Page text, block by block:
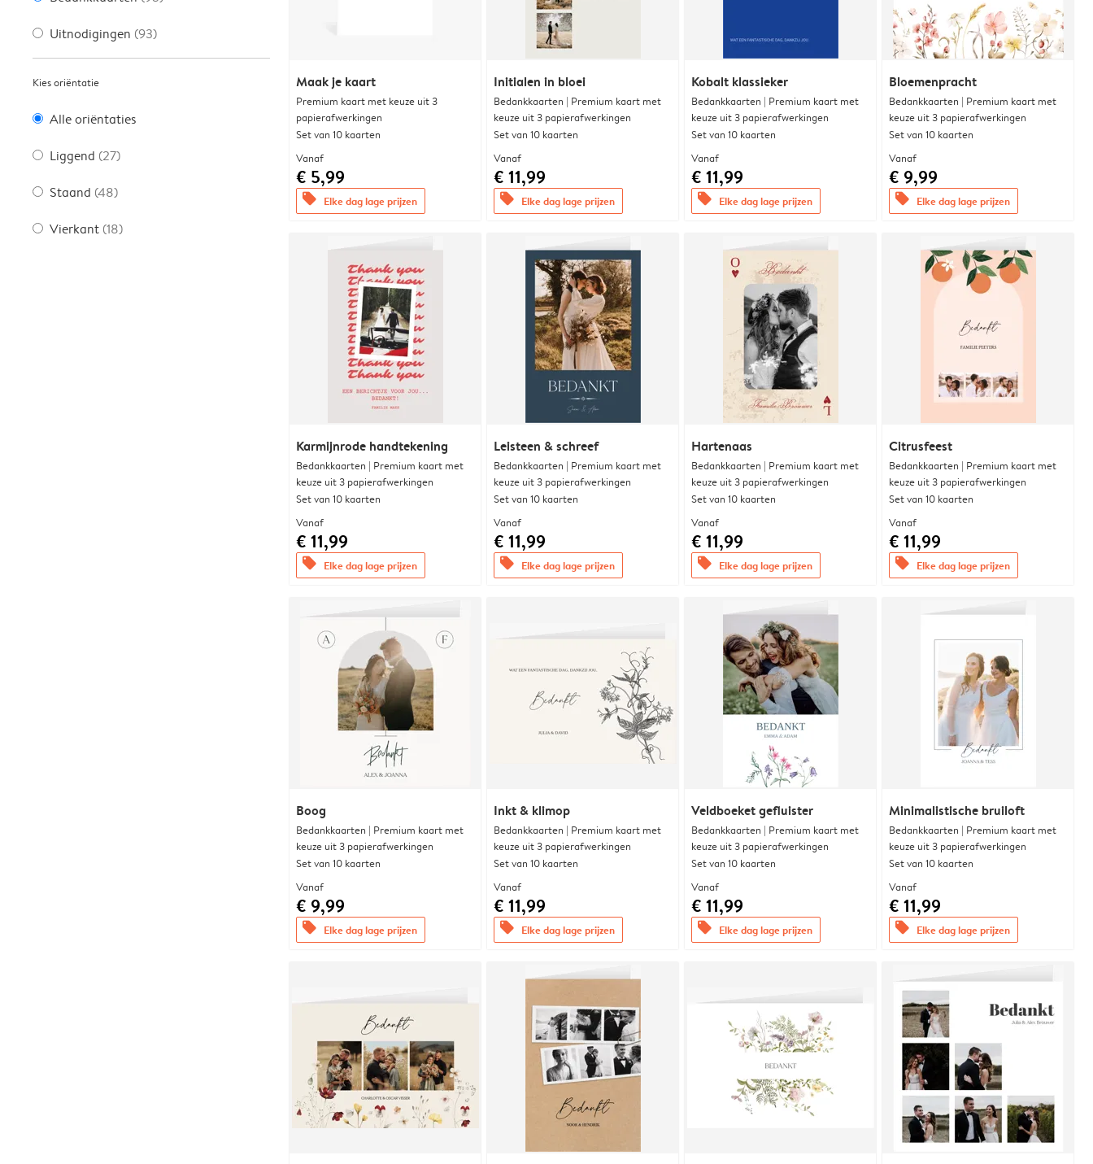
Uitnodigingen (93)
Kies oriëntatie
Alle oriëntaties
Liggend (27)
Staand (48)
Vierkant (18)
Maak je kaart
Premium kaart met keuze uit 3
papierafwerkingen
Set van 10 kaarten
Vanaf
€ 5,99
offers Elke dag lage prijzen
Initialen in bloei
Bedankkaarten | Premium kaart met
keuze uit 3 papierafwerkingen
Set van 10 kaarten
Vanaf
€ 11,99
offers Elke dag lage prijzen
Kobalt klassieker
Bedankkaarten | Premium kaart met
keuze uit 3 papierafwerkingen
Set van 10 kaarten
Vanaf
€ 11,99
offers Elke dag lage prijzen
Bloemenpracht
Bedankkaarten | Premium kaart met
keuze uit 3 papierafwerkingen
Set van 10 kaarten
Vanaf
€ 9,99
offers Elke dag lage prijzen
Karmijnrode handtekening
Bedankkaarten | Premium kaart met
keuze uit 3 papierafwerkingen
Set van 10 kaarten
Vanaf
€ 11,99
offers Elke dag lage prijzen
Leisteen & schreef
Bedankkaarten | Premium kaart met
keuze uit 3 papierafwerkingen
Set van 10 kaarten
Vanaf
€ 11,99
offers Elke dag lage prijzen
Hartenaas
Bedankkaarten | Premium kaart met
keuze uit 3 papierafwerkingen
Set van 10 kaarten
Vanaf
€ 11,99
offers Elke dag lage prijzen
Citrusfeest
Bedankkaarten | Premium kaart met
keuze uit 3 papierafwerkingen
Set van 10 kaarten
Vanaf
€ 11,99
offers Elke dag lage prijzen
Boog
Bedankkaarten | Premium kaart met
keuze uit 3 papierafwerkingen
Set van 10 kaarten
Vanaf
€ 9,99
offers Elke dag lage prijzen
Inkt & klimop
Bedankkaarten | Premium kaart met
keuze uit 3 papierafwerkingen
Set van 10 kaarten
Vanaf
€ 11,99
offers Elke dag lage prijzen
Veldboeket gefluister
Bedankkaarten | Premium kaart met
keuze uit 3 papierafwerkingen
Set van 10 kaarten
Vanaf
€ 11,99
offers Elke dag lage prijzen
Minimalistische bruiloft
Bedankkaarten | Premium kaart met
keuze uit 3 papierafwerkingen
Set van 10 kaarten
Vanaf
€ 11,99
offers Elke dag lage prijzen